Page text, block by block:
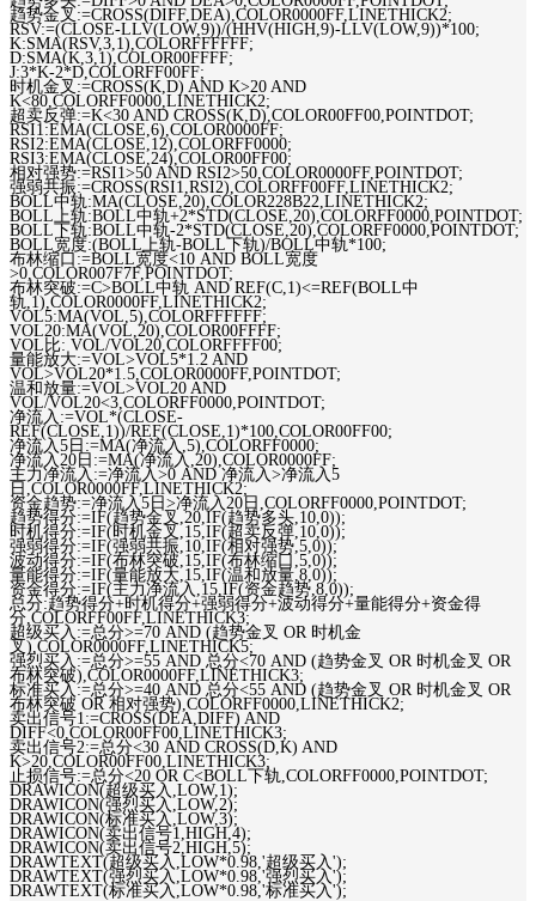
趋势金叉:=CROSS(DIFF,DEA),COLOR0000FF,LINETHICK2;
RSV:=(CLOSE-LLV(LOW,9))/(HHV(HIGH,9)-LLV(LOW,9))*100;
K:SMA(RSV,3,1),COLORFFFFFF;
D:SMA(K,3,1),COLOR00FFFF;
J:3*K-2*D,COLORFF00FF;
时机金叉:=CROSS(K,D) AND K>20 AND
K<80,COLORFF0000,LINETHICK2;
超卖反弹:=K<30 AND CROSS(K,D),COLOR00FF00,POINTDOT;
RSI1:EMA(CLOSE,6),COLOR0000FF;
RSI2:EMA(CLOSE,12),COLORFF0000;
RSI3:EMA(CLOSE,24),COLOR00FF00;
相对强势:=RSI1>50 AND RSI2>50,COLOR0000FF,POINTDOT;
强弱共振:=CROSS(RSI1,RSI2),COLORFF00FF,LINETHICK2;
BOLL中轨:MA(CLOSE,20),COLOR228B22,LINETHICK2;
BOLL上轨:BOLL中轨+2*STD(CLOSE,20),COLORFF0000,POINTDOT;
BOLL下轨:BOLL中轨-2*STD(CLOSE,20),COLORFF0000,POINTDOT;
BOLL宽度:(BOLL上轨-BOLL下轨)/BOLL中轨*100;
布林缩口:=BOLL宽度<10 AND BOLL宽度
>0,COLOR007F7F,POINTDOT;
布林突破:=C>BOLL中轨 AND REF(C,1)<=REF(BOLL中
轨,1),COLOR0000FF,LINETHICK2;
VOL5:MA(VOL,5),COLORFFFFFF;
VOL20:MA(VOL,20),COLOR00FFFF;
VOL比: VOL/VOL20,COLORFFFF00;
量能放大:=VOL>VOL5*1.2 AND
VOL>VOL20*1.5,COLOR0000FF,POINTDOT;
温和放量:=VOL>VOL20 AND
VOL/VOL20<3,COLORFF0000,POINTDOT;
净流入:=VOL*(CLOSE-
REF(CLOSE,1))/REF(CLOSE,1)*100,COLOR00FF00;
净流入5日:=MA(净流入,5),COLORFF0000;
净流入20日:=MA(净流入,20),COLOR0000FF;
主力净流入:=净流入>0 AND 净流入>净流入5
日,COLOR0000FF,LINETHICK2;
资金趋势:=净流入5日>净流入20日,COLORFF0000,POINTDOT;
趋势得分:=IF(趋势金叉,20,IF(趋势多头,10,0));
时机得分:=IF(时机金叉,15,IF(超卖反弹,10,0));
强弱得分:=IF(强弱共振,10,IF(相对强势,5,0));
波动得分:=IF(布林突破,15,IF(布林缩口,5,0));
量能得分:=IF(量能放大,15,IF(温和放量,8,0));
资金得分:=IF(主力净流入,15,IF(资金趋势,8,0));
总分:趋势得分+时机得分+强弱得分+波动得分+量能得分+资金得
分,COLORFF00FF,LINETHICK3;
超级买入:=总分>=70 AND (趋势金叉 OR 时机金
叉),COLOR0000FF,LINETHICK5;
强烈买入:=总分>=55 AND 总分<70 AND (趋势金叉 OR 时机金叉 OR
布林突破),COLOR0000FF,LINETHICK3;
标准买入:=总分>=40 AND 总分<55 AND (趋势金叉 OR 时机金叉 OR
布林突破 OR 相对强势),COLORFF0000,LINETHICK2;
卖出信号1:=CROSS(DEA,DIFF) AND
DIFF<0,COLOR00FF00,LINETHICK3;
卖出信号2:=总分<30 AND CROSS(D,K) AND
K>20,COLOR00FF00,LINETHICK3;
止损信号:=总分<20 OR C<BOLL下轨,COLORFF0000,POINTDOT;
DRAWICON(超级买入,LOW,1);
DRAWICON(强烈买入,LOW,2);
DRAWICON(标准买入,LOW,3);
DRAWICON(卖出信号1,HIGH,4);
DRAWICON(卖出信号2,HIGH,5);
DRAWTEXT(超级买入,LOW*0.98,'超级买入');
DRAWTEXT(强烈买入,LOW*0.98,'强烈买入');
DRAWTEXT(标准买入,LOW*0.98,'标准买入');